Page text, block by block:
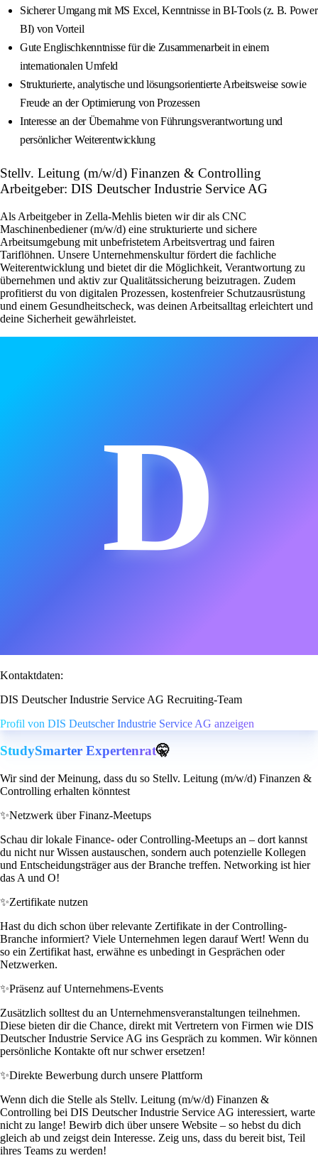
Sicherer Umgang mit MS Excel, Kenntnisse in BI‑Tools (z. B. Power
BI) von Vorteil
Gute Englischkenntnisse für die Zusammenarbeit in einem
internationalen Umfeld
Strukturierte, analytische und lösungsorientierte Arbeitsweise sowie
Freude an der Optimierung von Prozessen
Interesse an der Übernahme von Führungsverantwortung und
persönlicher Weiterentwicklung
Stellv. Leitung (m/w/d) Finanzen & Controlling
Arbeitgeber: DIS Deutscher Industrie Service AG
Als Arbeitgeber in Zella-Mehlis bieten wir dir als CNC
Maschinenbediener (m/w/d) eine strukturierte und sichere
Arbeitsumgebung mit unbefristetem Arbeitsvertrag und fairen
Tariflöhnen. Unsere Unternehmenskultur fördert die fachliche
Weiterentwicklung und bietet dir die Möglichkeit, Verantwortung zu
übernehmen und aktiv zur Qualitätssicherung beizutragen. Zudem
profitierst du von digitalen Prozessen, kostenfreier Schutzausrüstung
und einem Gesundheitscheck, was deinen Arbeitsalltag erleichtert und
deine Sicherheit gewährleistet.
D
Kontaktdaten:
DIS Deutscher Industrie Service AG Recruiting-Team
Profil von DIS Deutscher Industrie Service AG anzeigen
StudySmarter Expertenrat🤫
Wir sind der Meinung, dass du so Stellv. Leitung (m/w/d) Finanzen &
Controlling erhalten könntest
✨Netzwerk über Finanz-Meetups
Schau dir lokale Finance- oder Controlling-Meetups an – dort kannst
du nicht nur Wissen austauschen, sondern auch potenzielle Kollegen
und Entscheidungsträger aus der Branche treffen. Networking ist hier
das A und O!
✨Zertifikate nutzen
Hast du dich schon über relevante Zertifikate in der Controlling-
Branche informiert? Viele Unternehmen legen darauf Wert! Wenn du
so ein Zertifikat hast, erwähne es unbedingt in Gesprächen oder
Netzwerken.
✨Präsenz auf Unternehmens-Events
Zusätzlich solltest du an Unternehmensveranstaltungen teilnehmen.
Diese bieten dir die Chance, direkt mit Vertretern von Firmen wie DIS
Deutscher Industrie Service AG ins Gespräch zu kommen. Wir können
persönliche Kontakte oft nur schwer ersetzen!
✨Direkte Bewerbung durch unsere Plattform
Wenn dich die Stelle als Stellv. Leitung (m/w/d) Finanzen &
Controlling bei DIS Deutscher Industrie Service AG interessiert, warte
nicht zu lange! Bewirb dich über unsere Website – so hebst du dich
gleich ab und zeigst dein Interesse. Zeig uns, dass du bereit bist, Teil
ihres Teams zu werden!